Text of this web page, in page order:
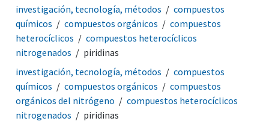
investigación, tecnología, métodos
compuestos
químicos
compuestos orgánicos
compuestos
heterocíclicos
compuestos heterocíclicos
nitrogenados
piridinas
investigación, tecnología, métodos
compuestos
químicos
compuestos orgánicos
compuestos
orgánicos del nitrógeno
compuestos heterocíclicos
nitrogenados
piridinas